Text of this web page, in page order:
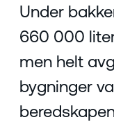
Under
660 000
men helt
bygninger